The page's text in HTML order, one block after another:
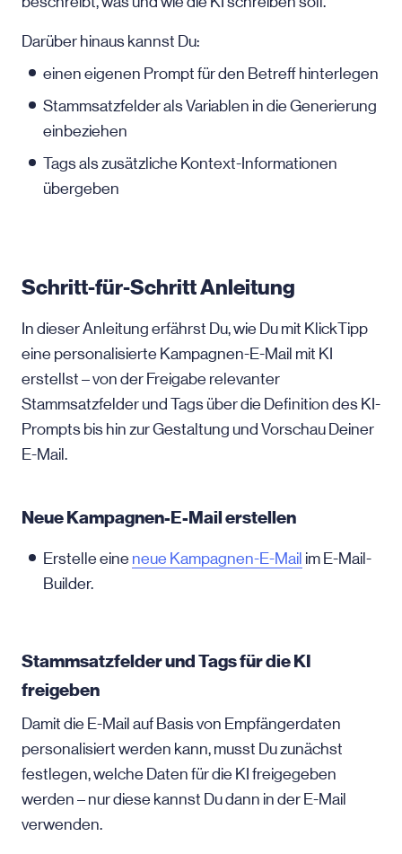
Darüber hinaus kannst Du:
einen eigenen Prompt für den Betreff hinterlegen
Stammsatzfelder als Variablen in die Generierung
einbeziehen
Tags als zusätzliche Kontext-Informationen
übergeben
Schritt-für-Schritt Anleitung
In dieser Anleitung erfährst Du, wie Du mit KlickTipp
eine personalisierte Kampagnen-E-Mail mit KI
erstellst – von der Freigabe relevanter
Stammsatzfelder und Tags über die Definition des KI-
Prompts bis hin zur Gestaltung und Vorschau Deiner
E-Mail.
Neue Kampagnen-E-Mail erstellen
Erstelle eine neue Kampagnen-E-Mail im E-Mail-
Builder.
Stammsatzfelder und Tags für die KI
freigeben
Damit die E-Mail auf Basis von Empfängerdaten
personalisiert werden kann, musst Du zunächst
festlegen, welche Daten für die KI freigegeben
werden – nur diese kannst Du dann in der E-Mail
verwenden.